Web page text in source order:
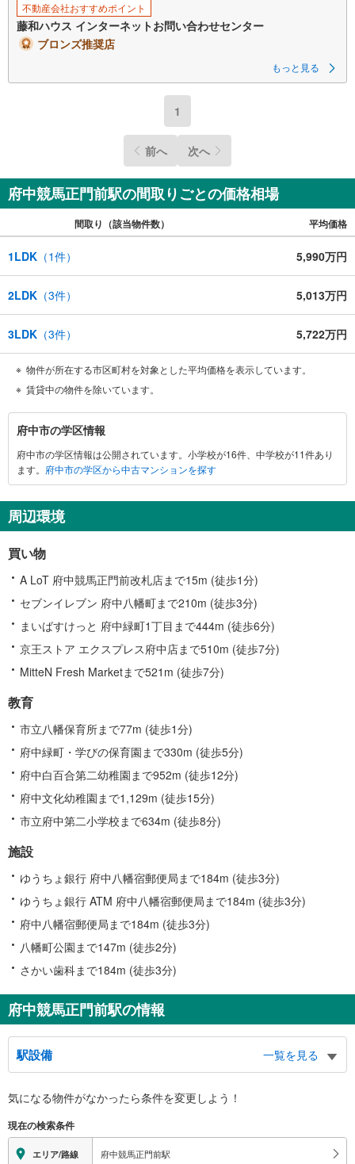
不動産会社おすすめポイント
藤和ハウス インターネットお問い合わせセンター
ブロンズ推奨店
もっと見る
1
前へ 次へ
府中競馬正門前駅の間取りごとの価格相場
間取り（該当物件数） 平均価格
1LDK （1件） 5,990万円
2LDK （3件） 5,013万円
3LDK （3件） 5,722万円
物件が所在する市区町村を対象とした平均価格を表示しています。
賃貸中の物件を除いています。
府
中
市
に
す
る
情
報
府中市の学区情報
府中市の学区情報は公開されています。小学校が16件、中学校が11件あり
ます。 府中市の学区から中古マンションを探す
周辺環境
買い物
A LoT 府中競馬正門前改札店まで15m (徒歩1分)
セブンイレブン 府中八幡町まで210m (徒歩3分)
まいばすけっと 府中緑町1丁目まで444m (徒歩6分)
京王ストア エクスプレス府中店まで510m (徒歩7分)
MitteN Fresh Marketまで521m (徒歩7分)
教育
市立八幡保育所まで77m (徒歩1分)
府中緑町・学びの保育園まで330m (徒歩5分)
府中白百合第二幼稚園まで952m (徒歩12分)
府中文化幼稚園まで1,129m (徒歩15分)
市立府中第二小学校まで634m (徒歩8分)
施設
ゆうちょ銀行 府中八幡宿郵便局まで184m (徒歩3分)
ゆうちょ銀行 ATM 府中八幡宿郵便局まで184m (徒歩3分)
府中八幡宿郵便局まで184m (徒歩3分)
八幡町公園まで147m (徒歩2分)
さかい歯科まで184m (徒歩3分)
府中競馬正門前駅の情報
駅設備
一覧を見る
※段差なしでの移動経路
地上⇔改札⇔ホーム：○
トイレ
気になる物件がなかったら条件を変更しよう！
現在の検索条件
エリア/路線 府中競馬正門前駅